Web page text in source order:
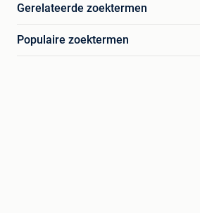
Gerelateerde zoektermen
Populaire zoektermen